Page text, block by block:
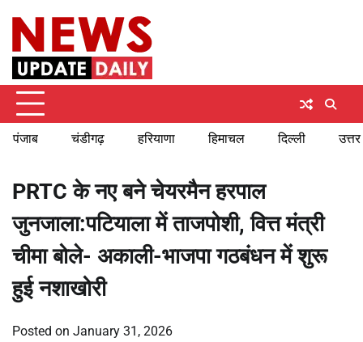
content
पंजाब चंडीगढ़ हरियाणा हिमाचल दिल्ली
PRTC के नए बने चेयरमैन हरपाल
जुनजाला:पटियाला में ताजपोशी, वित्त मंत्री
चीमा बोले- अकाली-भाजपा गठबंधन में शुरू
हुई नशाखोरी
Posted on January 31, 2026